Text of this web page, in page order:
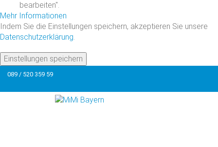
bearbeiten".
Mehr Informationen
Indem Sie die Einstellungen speichern, akzeptieren Sie unsere
Datenschutzerklärung.
Einstellungen speichern
089 / 520 359 59